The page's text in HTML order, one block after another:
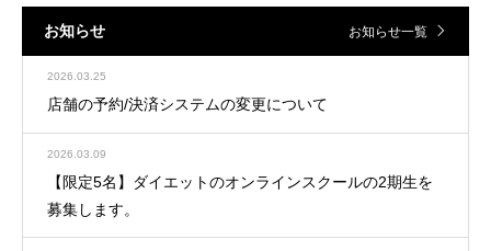
お知らせ お知らせ一覧
2026.03.25
店舗の予約/決済システムの変更について
2026.03.09
【限定5名】ダイエットのオンラインスクールの2期生を
募集します。